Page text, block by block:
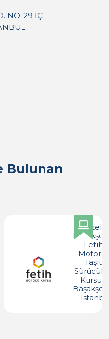
NO: 29 İÇ
Bulunan
Özel
Fetih
Motorlu
Taşıt
Kursu -
-